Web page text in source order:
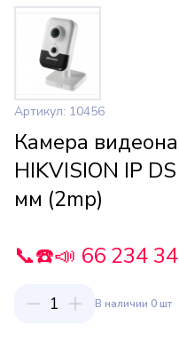
Артикул: 10456
Камера
HIKVISION IP
мм (2mp)
📞☎️📣 66 234
1 В наличии 0 шт